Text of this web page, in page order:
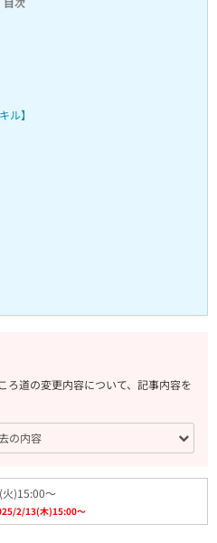
ル】
ろ道の変更内容について、記事内容を
の内容
)15:00～
2/13(木)15:00～